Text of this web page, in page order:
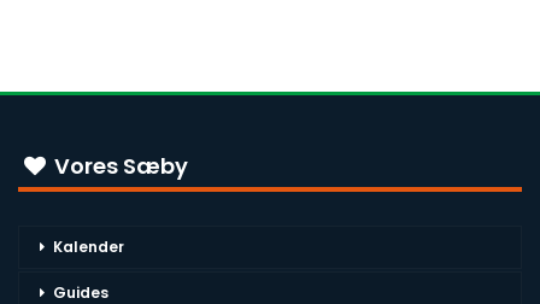
Vores Sæby
Kalender
Guides